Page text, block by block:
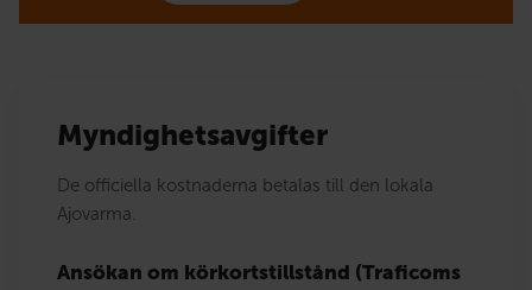
Myndighetsavgifter
De officiella kostnaderna betalas till den lokala
Ajovarma.
Ansökan om körkortstillstånd (Traficoms